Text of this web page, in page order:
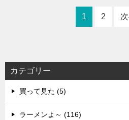
1 2
カテゴリー
買って見た (5)
ラーメンよ～ (116)